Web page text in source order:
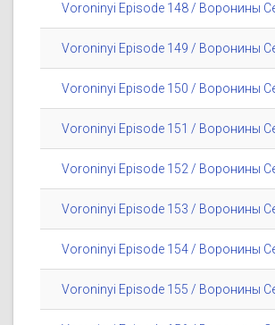
Voroninyi Episode 148 / Воронины
Voroninyi Episode 149 / Воронины
Voroninyi Episode 150 / Воронины
Voroninyi Episode 151 / Воронины
Voroninyi Episode 152 / Воронины
Voroninyi Episode 153 / Воронины
Voroninyi Episode 154 / Воронины
Voroninyi Episode 155 / Воронины